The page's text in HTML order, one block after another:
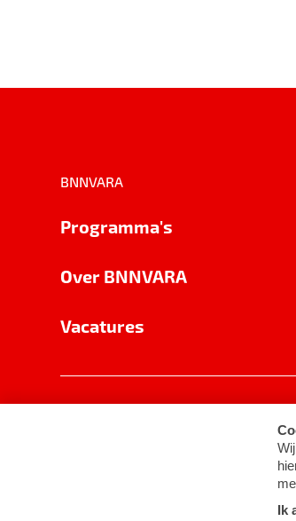
BNNVARA
Programma's
Over BNNVARA
Vacatures
Cookie-instellingen